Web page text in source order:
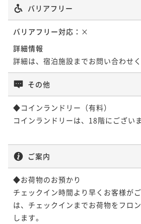
バリアフリー
バリアフリー対応： ×
詳細情報
詳細は、宿泊施設までお問い合わせく
その他
◆コインランドリー（有料）
コインランドリーは、18階にございま
ご案内
◆お荷物のお預かり
チェックイン時間より早くお客様が
は、チェックインまでお荷物をフロ
します。